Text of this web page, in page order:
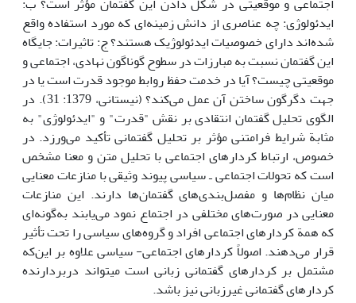
ایدئولوژی: چه عناصری از دانش زمینه‌ای که مورد استفاده واقع
شده‌اند دارای خصوصیات ایدئولوژیک هستند؟ ج: تاثیرات: جایگاه
این گفتمان نسبت به مبارزات در سطوح گوناگون نهادی، اجتماعی و
موقعیتی چیست؟ آیا در خدمت حفظ روابط موجود قدرت است یا در
جهت دگرگون ساختن آن عمل می‌کند؟ (نیستانی، 1379: 31). در
الگوی تحلیل گفتمان انتقادی بر نقش "قدرت" و "ایدئولوژی" به
‌مثابة شرایط فرامتنی مؤثر بر تحلیل گفتمانی تأکید می‌ورزد. در
خصوص، ارتباط کردارهای اجتماعی با تحلیل متن و معنا مشخص
است که تحولات اجتماعی ـ سیاسی پیوند وثیقی با منازعات معنایی
میان نظام‌ها و مفصل‌بندی‌های گفتمان‌ها دارند. این منازعات
معنایی در صورت‌های مختلفی در اجتماع نمود می‌یابند به‌گونه‌ای
که همة کردارهای اجتماعی افراد و گروه‌های سیاسی را تحت تأثیر
قرار می‌دهند. اصولاً کردارهای اجتماعی- سیاسی علاوه بر این‌که
مشتمل بر کردارهای گفتمانی زبانی است می­تواند دربردارنده
کردارهای گفتمانی غیرزبانی نیز باشد.